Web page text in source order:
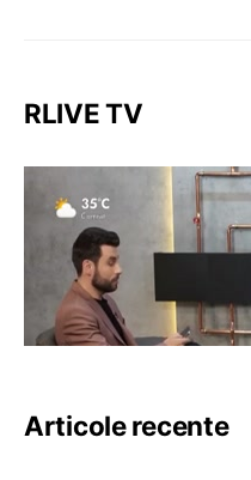
RLIVE TV
Articole recente